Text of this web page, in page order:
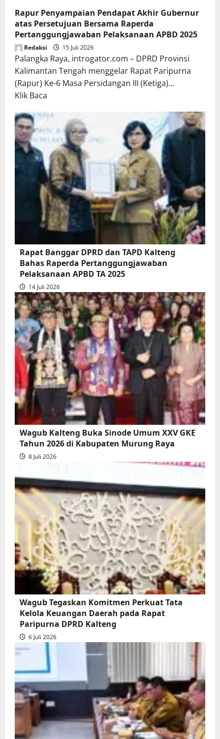
Rapur Penyampaian Pendapat Akhir Gubernur
atas Persetujuan Bersama Raperda
Pertanggungjawaban Pelaksanaan APBD 2025
Redaksi 15 Juli 2026
Palangka Raya, introgator.com – DPRD Provinsi
Kalimantan Tengah menggelar Rapat Paripurna
(Rapur) Ke-6 Masa Persidangan III (Ketiga)...
Klik Baca
about
Rapur
Penyampaian
Pendapat
Akhir
Gubernur
atas
Persetujuan
Bersama
Raperda
Pertanggungjawaban
Pelaksanaan
APBD
2025
Rapat Banggar DPRD dan TAPD Kalteng
Bahas Raperda Pertanggungjawaban
Pelaksanaan APBD TA 2025
14 Juli 2026
Wagub Kalteng Buka Sinode Umum XXV GKE
Tahun 2026 di Kabupaten Murung Raya
8 Juli 2026
Wagub Tegaskan Komitmen Perkuat Tata
Kelola Keuangan Daerah pada Rapat
Paripurna DPRD Kalteng
6 Juli 2026